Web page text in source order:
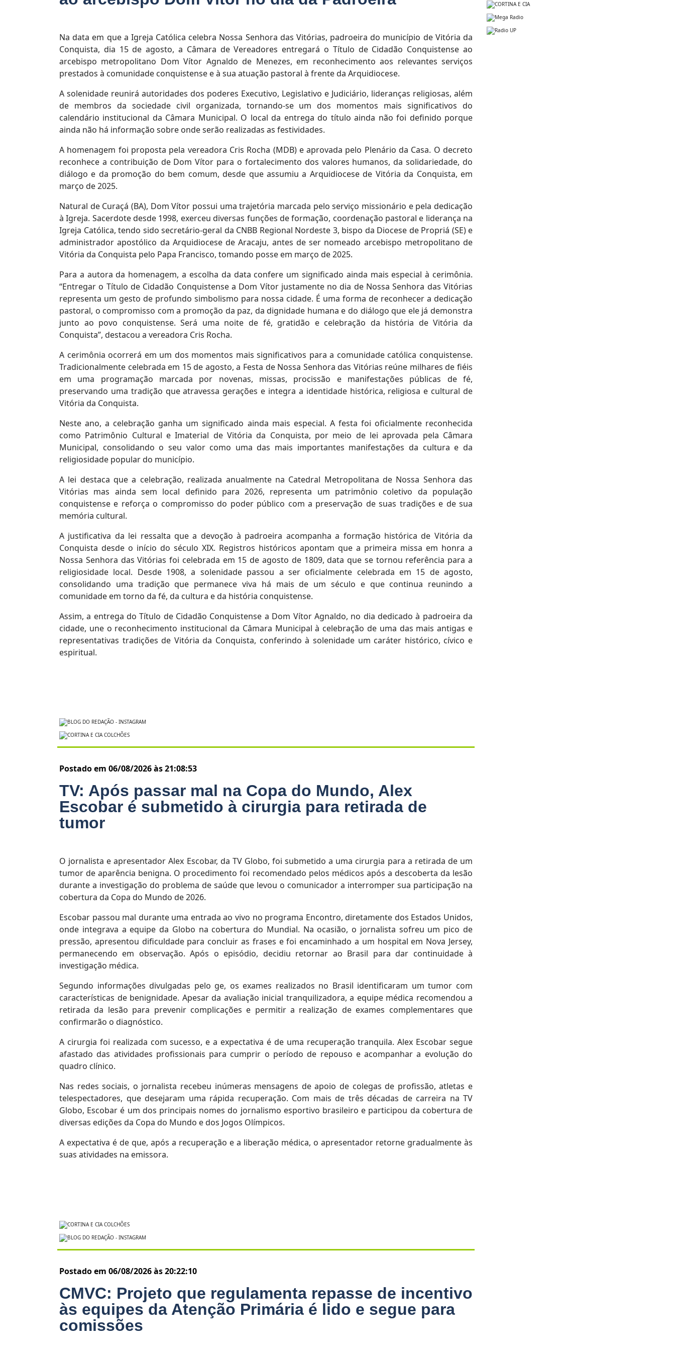
Na data em que a Igreja Católica celebra Nossa Senhora das Vitórias, padroeira do município de Vitória da
Conquista, dia 15 de agosto, a Câmara de Vereadores entregará o Título de Cidadão Conquistense ao
arcebispo metropolitano Dom Vítor Agnaldo de Menezes, em reconhecimento aos relevantes serviços
prestados à comunidade conquistense e à sua atuação pastoral à frente da Arquidiocese.
A solenidade reunirá autoridades dos poderes Executivo, Legislativo e Judiciário, lideranças religiosas, além
de membros da sociedade civil organizada, tornando-se um dos momentos mais significativos do
calendário institucional da Câmara Municipal. O local da entrega do título ainda não foi definido porque
ainda não há informação sobre onde serão realizadas as festividades.
A homenagem foi proposta pela vereadora Cris Rocha (MDB) e aprovada pelo Plenário da Casa. O decreto
reconhece a contribuição de Dom Vítor para o fortalecimento dos valores humanos, da solidariedade, do
diálogo e da promoção do bem comum, desde que assumiu a Arquidiocese de Vitória da Conquista, em
março de 2025.
Natural de Curaçá (BA), Dom Vítor possui uma trajetória marcada pelo serviço missionário e pela dedicação
à Igreja. Sacerdote desde 1998, exerceu diversas funções de formação, coordenação pastoral e liderança na
Igreja Católica, tendo sido secretário-geral da CNBB Regional Nordeste 3, bispo da Diocese de Propriá (SE) e
administrador apostólico da Arquidiocese de Aracaju, antes de ser nomeado arcebispo metropolitano de
Vitória da Conquista pelo Papa Francisco, tomando posse em março de 2025.
Para a autora da homenagem, a escolha da data confere um significado ainda mais especial à cerimônia.
“Entregar o Título de Cidadão Conquistense a Dom Vítor justamente no dia de Nossa Senhora das Vitórias
representa um gesto de profundo simbolismo para nossa cidade. É uma forma de reconhecer a dedicação
pastoral, o compromisso com a promoção da paz, da dignidade humana e do diálogo que ele já demonstra
junto ao povo conquistense. Será uma noite de fé, gratidão e celebração da história de Vitória da
Conquista”, destacou a vereadora Cris Rocha.
A cerimônia ocorrerá em um dos momentos mais significativos para a comunidade católica conquistense.
Tradicionalmente celebrada em 15 de agosto, a Festa de Nossa Senhora das Vitórias reúne milhares de fiéis
em uma programação marcada por novenas, missas, procissão e manifestações públicas de fé,
preservando uma tradição que atravessa gerações e integra a identidade histórica, religiosa e cultural de
Vitória da Conquista.
Neste ano, a celebração ganha um significado ainda mais especial. A festa foi oficialmente reconhecida
como Patrimônio Cultural e Imaterial de Vitória da Conquista, por meio de lei aprovada pela Câmara
Municipal, consolidando o seu valor como uma das mais importantes manifestações da cultura e da
religiosidade popular do município.
A lei destaca que a celebração, realizada anualmente na Catedral Metropolitana de Nossa Senhora das
Vitórias mas ainda sem local definido para 2026, representa um patrimônio coletivo da população
conquistense e reforça o compromisso do poder público com a preservação de suas tradições e de sua
memória cultural.
A justificativa da lei ressalta que a devoção à padroeira acompanha a formação histórica de Vitória da
Conquista desde o início do século XIX. Registros históricos apontam que a primeira missa em honra a
Nossa Senhora das Vitórias foi celebrada em 15 de agosto de 1809, data que se tornou referência para a
religiosidade local. Desde 1908, a solenidade passou a ser oficialmente celebrada em 15 de agosto,
consolidando uma tradição que permanece viva há mais de um século e que continua reunindo a
comunidade em torno da fé, da cultura e da história conquistense.
Assim, a entrega do Título de Cidadão Conquistense a Dom Vítor Agnaldo, no dia dedicado à padroeira da
cidade, une o reconhecimento institucional da Câmara Municipal à celebração de uma das mais antigas e
representativas tradições de Vitória da Conquista, conferindo à solenidade um caráter histórico, cívico e
espiritual.
Postado em 06/08/2026 às 21:08:53
TV: Após passar mal na Copa do Mundo, Alex
Escobar é submetido à cirurgia para retirada de
tumor
O jornalista e apresentador Alex Escobar, da TV Globo, foi submetido a uma cirurgia para a retirada de um
tumor de aparência benigna. O procedimento foi recomendado pelos médicos após a descoberta da lesão
durante a investigação do problema de saúde que levou o comunicador a interromper sua participação na
cobertura da Copa do Mundo de 2026.
Escobar passou mal durante uma entrada ao vivo no programa Encontro, diretamente dos Estados Unidos,
onde integrava a equipe da Globo na cobertura do Mundial. Na ocasião, o jornalista sofreu um pico de
pressão, apresentou dificuldade para concluir as frases e foi encaminhado a um hospital em Nova Jersey,
permanecendo em observação. Após o episódio, decidiu retornar ao Brasil para dar continuidade à
investigação médica.
Segundo informações divulgadas pelo ge, os exames realizados no Brasil identificaram um tumor com
características de benignidade. Apesar da avaliação inicial tranquilizadora, a equipe médica recomendou a
retirada da lesão para prevenir complicações e permitir a realização de exames complementares que
confirmarão o diagnóstico.
A cirurgia foi realizada com sucesso, e a expectativa é de uma recuperação tranquila. Alex Escobar segue
afastado das atividades profissionais para cumprir o período de repouso e acompanhar a evolução do
quadro clínico.
Nas redes sociais, o jornalista recebeu inúmeras mensagens de apoio de colegas de profissão, atletas e
telespectadores, que desejaram uma rápida recuperação. Com mais de três décadas de carreira na TV
Globo, Escobar é um dos principais nomes do jornalismo esportivo brasileiro e participou da cobertura de
diversas edições da Copa do Mundo e dos Jogos Olímpicos.
A expectativa é de que, após a recuperação e a liberação médica, o apresentador retorne gradualmente às
suas atividades na emissora.
Postado em 06/08/2026 às 20:22:10
CMVC: Projeto que regulamenta repasse de incentivo
às equipes da Atenção Primária é lido e segue para
comissões